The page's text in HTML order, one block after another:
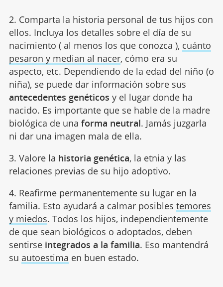
2. Comparta la historia personal de tus hijos con
ellos. Incluya los detalles sobre el día de su
nacimiento ( al menos los que conozca ), cuánto
pesaron y median al nacer, cómo era su
aspecto, etc. Dependiendo de la edad del niño (o
niña), se puede dar información sobre sus
antecedentes genéticos y el lugar donde ha
nacido. Es importante que se hable de la madre
biológica de una forma neutral. Jamás juzgarla
ni dar una imagen mala de ella.
3. Valore la historia genética, la etnia y las
relaciones previas de su hijo adoptivo.
4. Reafirme permanentemente su lugar en la
familia. Esto ayudará a calmar posibles temores
y miedos. Todos los hijos, independientemente
de que sean biológicos o adoptados, deben
sentirse integrados a la familia. Eso mantendrá
su autoestima en buen estado.